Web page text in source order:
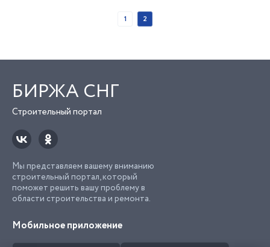
1 2
БИРЖА СНГ
Строительный портал
Мы представляем вашему вниманию
строительный портал, который
поможет решить вашу проблему в
области строительства и ремонта.
Мобильное приложение